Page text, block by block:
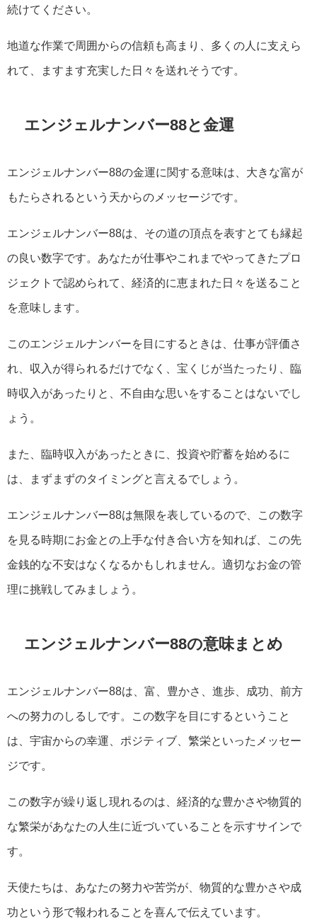
続けてください。
地道な作業で周囲からの信頼も高まり、多くの人に支えら
れて、ますます充実した日々を送れそうです。
エンジェルナンバー88と金運
エンジェルナンバー88の金運に関する意味は、大きな富が
もたらされるという天からのメッセージです。
エンジェルナンバー88は、その道の頂点を表すとても縁起
の良い数字です。あなたが仕事やこれまでやってきたプロ
ジェクトで認められて、経済的に恵まれた日々を送ること
を意味します。
このエンジェルナンバーを目にするときは、仕事が評価さ
れ、収入が得られるだけでなく、宝くじが当たったり、臨
時収入があったりと、不自由な思いをすることはないでし
ょう。
また、臨時収入があったときに、投資や貯蓄を始めるに
は、まずまずのタイミングと言えるでしょう。
エンジェルナンバー88は無限を表しているので、この数字
を見る時期にお金との上手な付き合い方を知れば、この先
金銭的な不安はなくなるかもしれません。適切なお金の管
理に挑戦してみましょう。
エンジェルナンバー88の意味まとめ
エンジェルナンバー88は、富、豊かさ、進歩、成功、前方
への努力のしるしです。この数字を目にするということ
は、宇宙からの幸運、ポジティブ、繁栄といったメッセー
ジです。
この数字が繰り返し現れるのは、経済的な豊かさや物質的
な繁栄があなたの人生に近づいていることを示すサインで
す。
天使たちは、あなたの努力や苦労が、物質的な豊かさや成
功という形で報われることを喜んで伝えています。